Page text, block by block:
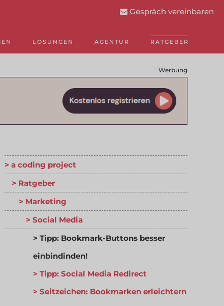
LÖSUNGEN AGENTUR RATGEBER
Gespräch vereinbaren
Werbung
a coding project
Ratgeber
Marketing
Social Media
Tipp: Bookmark-Buttons besser
einbindinden!
Tipp: Social Media Redirect
Seitzeichen: Bookmarken erleichtern